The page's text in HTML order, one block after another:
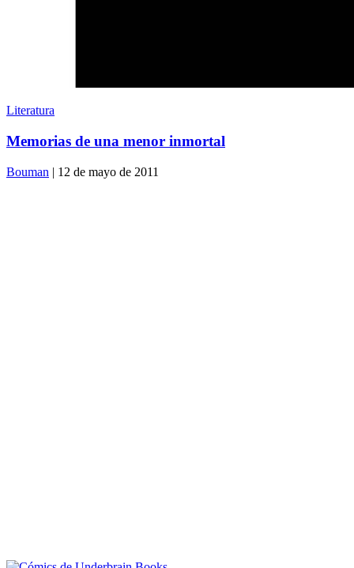
Literatura
Memorias de una menor inmortal
Bouman | 12 de mayo de 2011